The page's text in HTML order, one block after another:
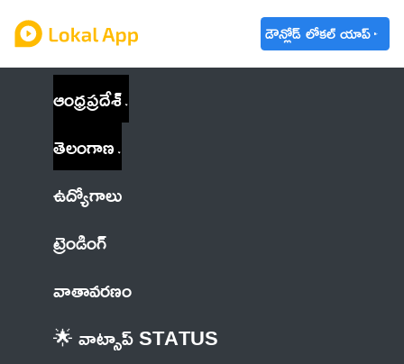
డౌన్లోడ్ లోకల్ యాప్
ఆంధ్రప్రదేశ్
తెలంగాణ
ఉద్యోగాలు
ట్రెండింగ్
వాతావరణం
🌟 వాట్సాప్ STATUS